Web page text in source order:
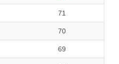
71
70
69